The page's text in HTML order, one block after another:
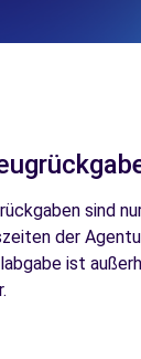
sind
der
ist